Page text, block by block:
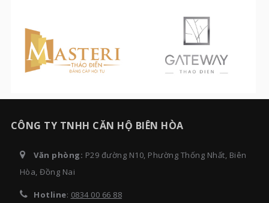
CÔNG TY TNHH CĂN HỘ BIÊN HÒA
Văn phòng: P29 đường N10, Phường Thống Nhất, Biên
Hòa, Đồng Nai
Hotline: 0834 00 66 88